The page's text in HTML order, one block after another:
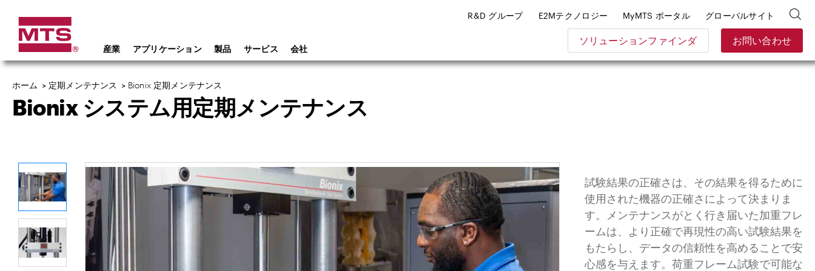
産業 アプリケーション 製品 サービス 会社
ソリューションファインダ お問い合わせ
R&D グループ E2Mテクノロジー MyMTS ポータル グローバルサイト
ホーム > 定期メンテナンス > Bionix 定期メンテナンス
Bionix システム用定期メンテナンス
試験結果の正確さは、その結果を得るために
使用された機器の正確さによって決まりま
す。メンテナンスがとく行き届いた加重フレ
ームは、より正確で再現性の高い試験結果を
もたらし、データの信頼性を高めることで安
心感を与えます。荷重フレーム試験で可能な